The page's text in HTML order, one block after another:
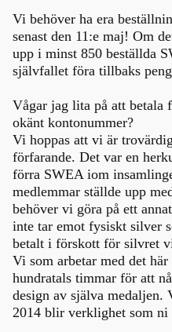
Vi behöver ha era
senast den 11:e maj! Om
upp i minst 850 beställda
självfallet föra tillbaks
Vågar jag lita på att
okänt kontonummer?
Vi hoppas att vi är
förfarande. Det var en
förra SWEA iom
medlemmar ställde upp
behöver vi göra på ett
inte tar emot fysiskt silver
betalt i förskott för silvret
Vi som arbetar med det
hundratals timmar för att
design av själva medaljen.
2014 blir verklighet som ni